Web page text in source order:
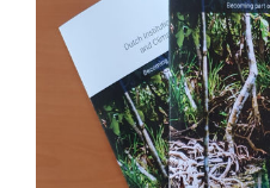
Van
Van leden